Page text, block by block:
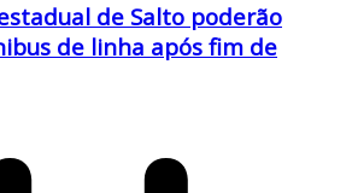
de Salto poderão
de linha após fim de